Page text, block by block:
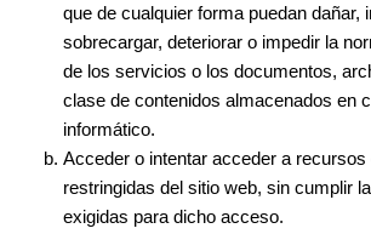
que de cualquier forma puedan dañar,
sobrecargar, deteriorar o impedir la
de los servicios o los documentos,
clase de contenidos almacenados en
informático.
Acceder o intentar acceder a recursos
restringidas del sitio web, sin cumplir
exigidas para dicho acceso.